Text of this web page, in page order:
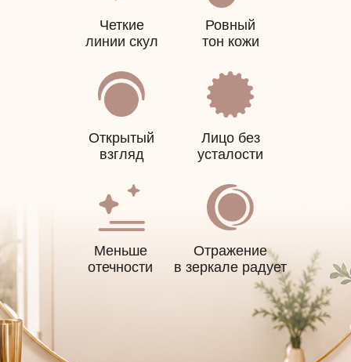
Четкие
линии скул
Ровный
тон кожи
Меньше
отечности
Открытый
взгляд
Лицо без
усталости
Отражение
в зеркале радует
Метафорическая карта
сертификат
на 1000₽
на следующий визит
Оставьте контакты
Администратор поможет выбрать программу и